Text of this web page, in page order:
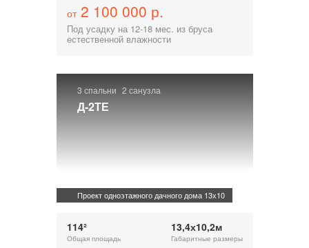
от2 100 000 р.
Под усадку на 12-18 мес. из бруса
естественной влажности
3 спальни 2 санузла
Д-2ТЕ
Проект одноэтажного дачного дома 13х10
114²
Общая площадь
13,4х10,2м
Габаритные размеры